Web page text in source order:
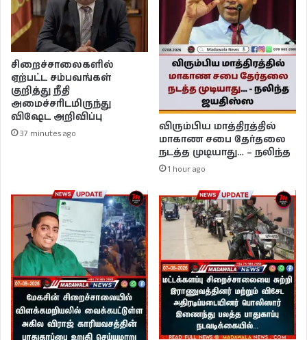
சிறைச்சாலைகளில்
ஏற்பட்ட சம்பவங்கள்
குறித்து நீதி
அமைச்சரிடமிருந்து
விஷேட அறிவிப்பு
37 minutes ago
விரும்பிய மாத்திரத்தில்
மாகாண சபை தேர்தலை
நடத்த முடியாது… – நலிந்த
1 hour ago